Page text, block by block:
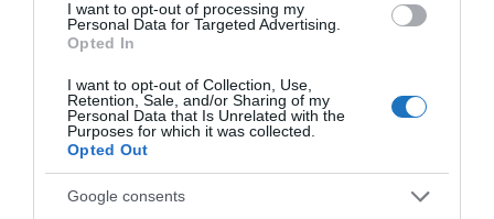
I want to opt-out of processing my
Personal Data for Targeted Advertising.
Opted In
I want to opt-out of Collection, Use,
Retention, Sale, and/or Sharing of my
Personal Data that Is Unrelated with the
Purposes for which it was collected.
Opted Out
Google consents
A magyar lovassport jelenkori
lehetőségei
A fentiekben alapvetően kicsit amagyar
lovassporttörténetére tekintettünk vissza, de ha a
jelent nézzük, akkor sem kevésbé fényes a helyzet.
Bár a pandémiás időszak kicsit visszavetette a